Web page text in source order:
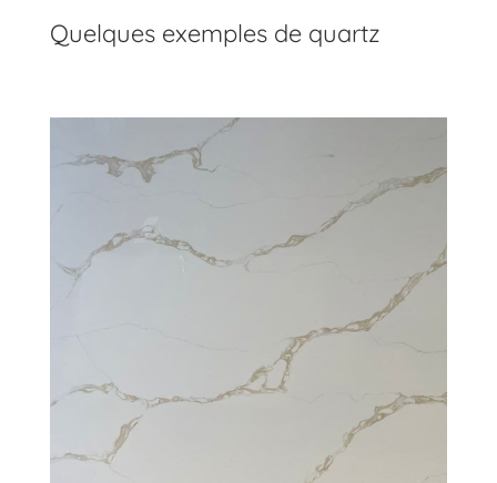
Quelques exemples de quartz